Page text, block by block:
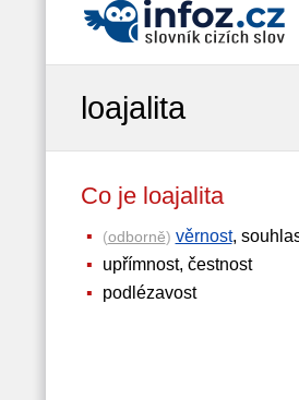
loajalita
Co je loajalita
(odborně) věrnost,
upřímnost, čestnost
podlézavost